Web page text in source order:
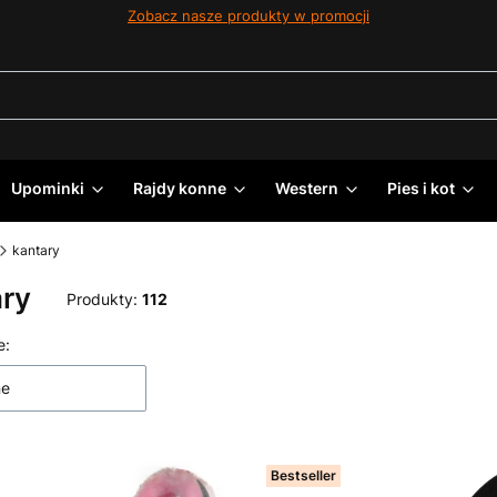
Zobacz nasze produkty w promocji
Upominki Rajdy konne Western Pies i kot
kantary
Produkty: 112
Bestseller